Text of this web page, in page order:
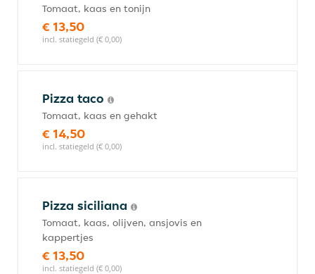
Tomaat, kaas en tonijn
€ 13,50
incl. statiegeld (€ 0,00)
Pizza taco
Tomaat, kaas en gehakt
€ 14,50
incl. statiegeld (€ 0,00)
Pizza siciliana
Tomaat, kaas, olijven, ansjovis en
kappertjes
€ 13,50
incl. statiegeld (€ 0,00)